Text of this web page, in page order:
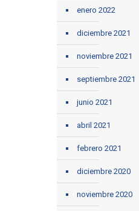
enero 2022
diciembre 2021
noviembre 2021
septiembre 2021
junio 2021
abril 2021
febrero 2021
diciembre 2020
noviembre 2020